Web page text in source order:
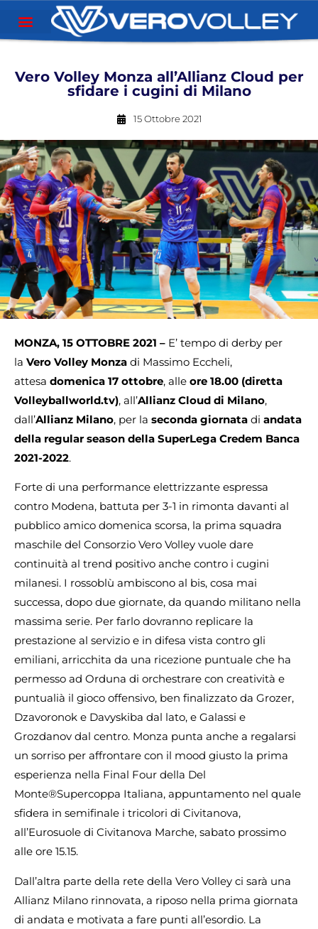
Vero Volley Monza all’Allianz Cloud per
sfidare i cugini di Milano
15 Ottobre 2021
MONZA, 15 OTTOBRE 2021 – E’ tempo di derby per
la Vero Volley Monza di Massimo Eccheli,
attesa domenica 17 ottobre, alle ore 18.00 (diretta
Volleyballworld.tv), all’Allianz Cloud di Milano,
dall’Allianz Milano, per la seconda giornata di andata
della regular season della SuperLega Credem Banca
2021-2022.
Forte di una performance elettrizzante espressa
contro Modena, battuta per 3-1 in rimonta davanti al
pubblico amico domenica scorsa, la prima squadra
maschile del Consorzio Vero Volley vuole dare
continuità al trend positivo anche contro i cugini
milanesi. I rossoblù ambiscono al bis, cosa mai
successa, dopo due giornate, da quando militano nella
massima serie. Per farlo dovranno replicare la
prestazione al servizio e in difesa vista contro gli
emiliani, arricchita da una ricezione puntuale che ha
permesso ad Orduna di orchestrare con creatività e
puntualià il gioco offensivo, ben finalizzato da Grozer,
Dzavoronok e Davyskiba dal lato, e Galassi e
Grozdanov dal centro. Monza punta anche a regalarsi
un sorriso per affrontare con il mood giusto la prima
esperienza nella Final Four della Del
Monte®Supercoppa Italiana, appuntamento nel quale
sfidera in semifinale i tricolori di Civitanova,
all’Eurosuole di Civitanova Marche, sabato prossimo
alle ore 15.15.
Dall’altra parte della rete della Vero Volley ci sarà una
Allianz Milano rinnovata, a riposo nella prima giornata
di andata e motivata a fare punti all’esordio. La